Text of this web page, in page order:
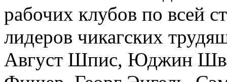
рабочих клубов по всей
лидеров чикагских
Август Шпис, Юджин